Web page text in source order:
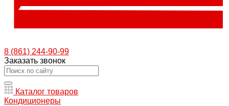
8 (861) 244-90-99
Заказать звонок
Каталог товаров
Кондиционеры